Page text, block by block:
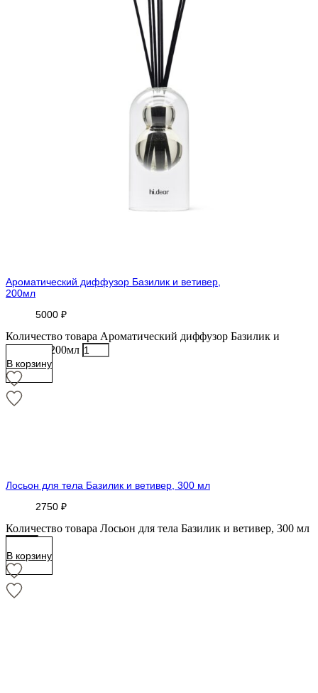
Ароматический диффузор Базилик и ветивер,
200мл
5000₽
Количество товара Ароматический диффузор Базилик и
ветивер, 200мл
В корзину
Лосьон для тела Базилик и ветивер, 300 мл
2750₽
Количество товара Лосьон для тела Базилик и ветивер, 300 мл
В корзину